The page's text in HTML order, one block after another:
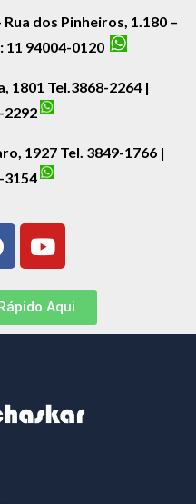
dos Pinheiros, 1.180 –
11 94004-0120
1801 Tel.3868-2264 |
2292
1927 Tel. 3849-1766 |
3154
Aqui